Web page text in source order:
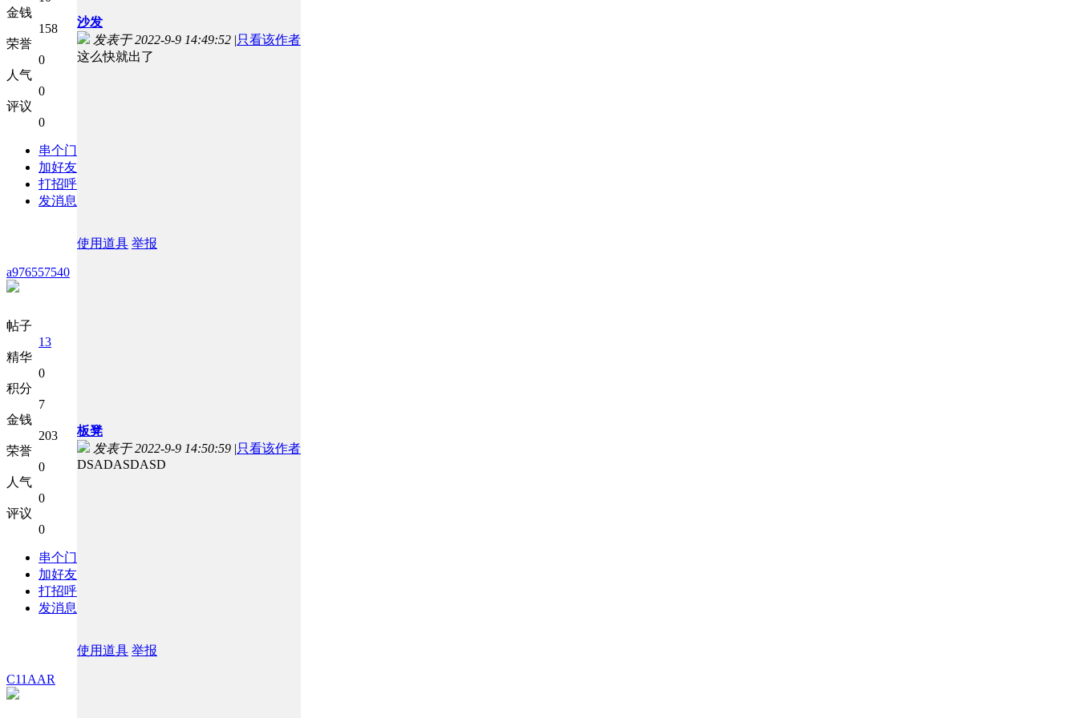
金钱
158
荣誉
0
人气
0
评议
0
串个门
加好友
打招呼
发消息
沙发
发表于 2022-9-9 14:49:52 | 只看该作者
这么快就出了
使用道具 举报
a976557540
帖子
13
精华
0
积分
7
金钱
203
荣誉
0
人气
0
评议
0
串个门
加好友
打招呼
发消息
板凳
发表于 2022-9-9 14:50:59 | 只看该作者
DSADASDASD
使用道具 举报
C11AAR